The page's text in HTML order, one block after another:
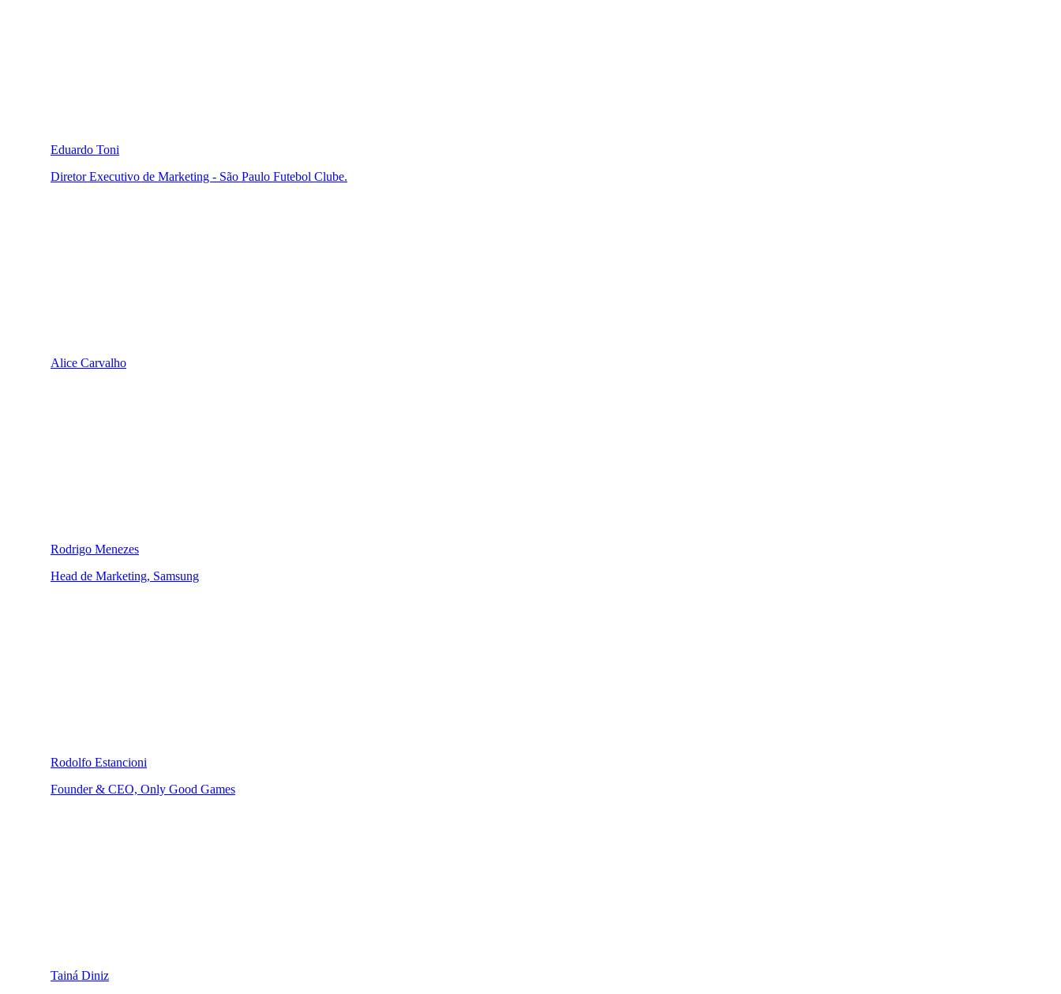
Eduardo Toni
Diretor Executivo de Marketing - São Paulo Futebol Clube.
Alice Carvalho
Rodrigo Menezes
Head de Marketing, Samsung
Rodolfo Estancioni
Founder & CEO, Only Good Games
Tainá Diniz